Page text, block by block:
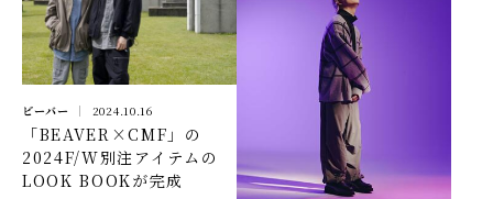
ビーバー 2024.10.16
「BEAVER×CMF」の
2024F/W別注アイテムの
LOOK BOOKが完成